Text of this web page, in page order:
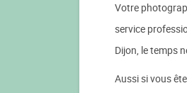
Votre
service
Dijon, le temps
Aussi si vous